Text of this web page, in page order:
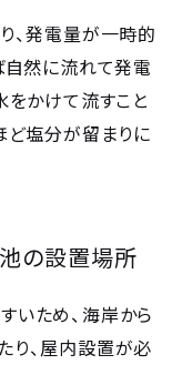
、発電量が一時的
自然に流れて発電
かけて流すこと
ど塩分が留まりに
の設置場所
いため、海岸から
り、屋内設置が必